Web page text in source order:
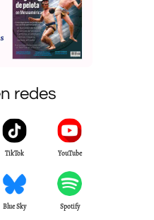
redes
TikTok YouTube
Blue Sky Spotify